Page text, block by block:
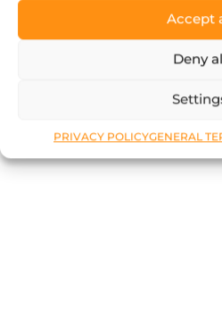
Accept
Deny
PRIVACY POLICYGENERAL